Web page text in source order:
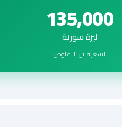
135,000
ليرة سورية
السعر قابل للتفاوض